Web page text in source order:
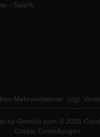
- Sale%
Mehrwertsteuer, zzgl.
by Gambio.com © 2026
Cookie Einstellungen